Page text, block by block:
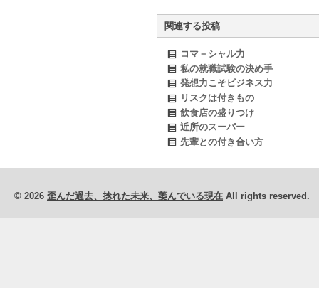
関連する投稿
コマ－シャル力
私の就職試験の決め手
発想力こそビジネス力
リスクは付きもの
飲食店の盛りつけ
近所のスーパー
先輩との付き合い方
© 2026 歪んだ過去、捻れた未来、萎んでいる現在 All rights reserved.